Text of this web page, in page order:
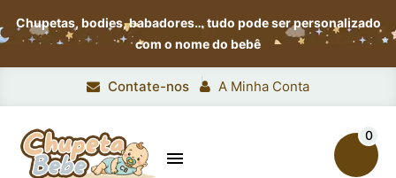
Chupetas, bodies, babadores…tudo pode ser personalizado
com o nome do bebê
Contate-nos A Minha Conta

0